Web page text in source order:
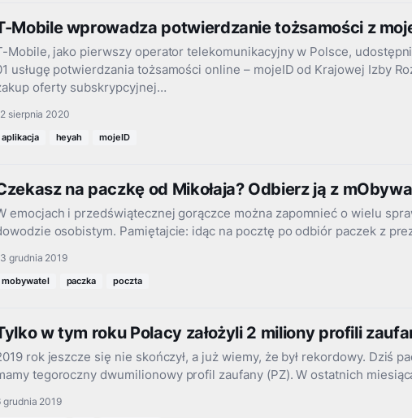
Mobile wprowadza potwierdzanie tożsamości z
Mobile, jako pierwszy operator telekomunikacyjny w Polsce,
usługę potwierdzania tożsamości online – mojeID od Krajowej Izby
oferty subskrypcyjnej…
sierpnia 2020
aplikacja heyah mojeID
na paczkę od Mikołaja? Odbierz ją z
emocjach i przedświątecznej gorączce można zapomnieć o wielu
osobistym. Pamiętajcie: idąc na pocztę po odbiór paczek z
grudnia 2019
mobywatel paczka poczta
w tym roku Polacy założyli 2 miliony profili
rok jeszcze się nie skończył, a już wiemy, że był rekordowy. Dziś
tegoroczny dwumilionowy profil zaufany (PZ). W ostatnich
grudnia 2019